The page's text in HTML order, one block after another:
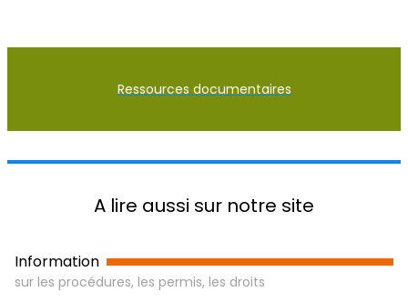
Ressources documentaires
A lire aussi sur notre site
Information
sur les procédures, les permis, les droits